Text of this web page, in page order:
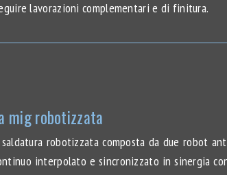
lavorazioni complementari e di finitura.
mig robotizzata
robotizzata composta da due robot
interpolato e sincronizzato in sinergia